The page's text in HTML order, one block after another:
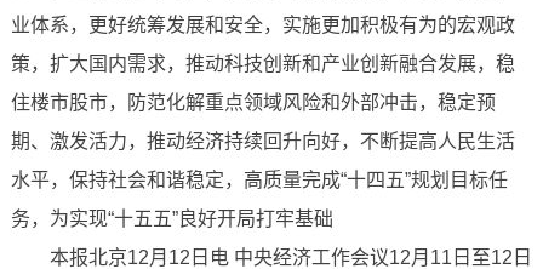
业体系，更好统筹发展和安全，实施更加积极有为的宏观政
策，扩大国内需求，推动科技创新和产业创新融合发展，稳
住楼市股市，防范化解重点领域风险和外部冲击，稳定预
期、激发活力，推动经济持续回升向好，不断提高人民生活
水平，保持社会和谐稳定，高质量完成“十四五”规划目标任
务，为实现“十五五”良好开局打牢基础
本报北京12月12日电 中央经济工作会议12月11日至12日